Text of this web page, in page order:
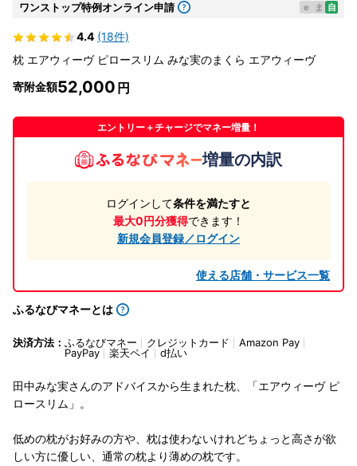
ワンストップ特例オンライン申請 e ま 自
4.4 (18件)
枕 エアウィーヴ ピロースリム みな実のまくら エアウィーヴ
寄附金額52,000
エントリー＋チャージでマネー増量！
増量の内訳
ログインして条件を満たすと
最大0円分獲得できます！
新規会員登録／ログイン
使える店舗・サービス一覧
ふるなびマネーとは
決済方法： ふるなびマネー クレジットカード
Amazon Pay
PayPay
楽天ペイ d払い
田中みな実さんのアドバイスから生まれた枕、「エアウィーヴ ピ
ロースリム」。
低めの枕がお好みの方や、枕は使わないけれどちょっと高さが欲
しい方に優しい、通常の枕より薄めの枕です。